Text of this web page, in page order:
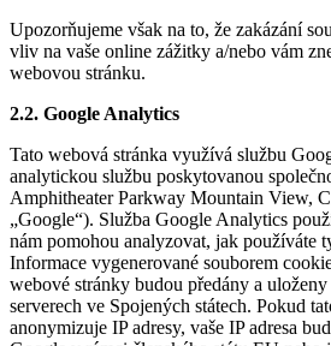
Upozorňujeme však na to, že zakázání
vliv na vaše online zážitky a/nebo vám
webovou stránku.
2.2. Google Analytics
Tato webová stránka využívá službu
analytickou službu poskytovanou
Amphitheater Parkway Mountain View,
„Google“). Služba Google Analytics
nám pomohou analyzovat, jak používáte
Informace vygenerované souborem
webové stránky budou předány a
serverech ve Spojených státech. Pokud
anonymizuje IP adresy, vaše IP adresa